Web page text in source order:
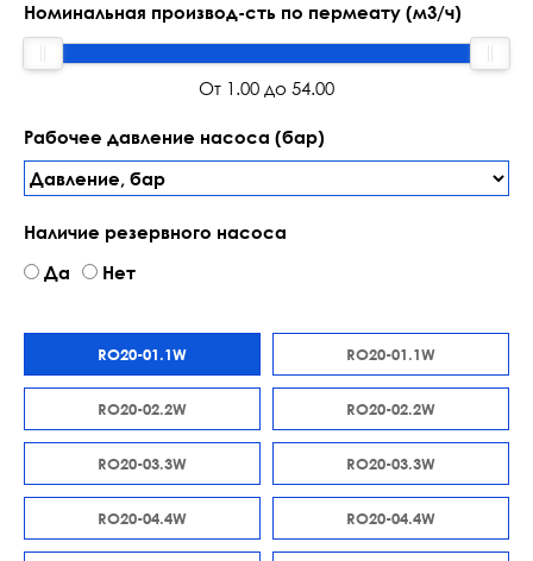
Номинальная производ-сть по пермеату (м3/ч)
Oт 1.00 до 54.00
Рабочее давление насоса (бар)
Наличие резервного насоса
Да
Нет
RO20-01.1W RO20-01.1W
RO20-02.2W RO20-02.2W
RO20-03.3W RO20-03.3W
RO20-04.4W RO20-04.4W